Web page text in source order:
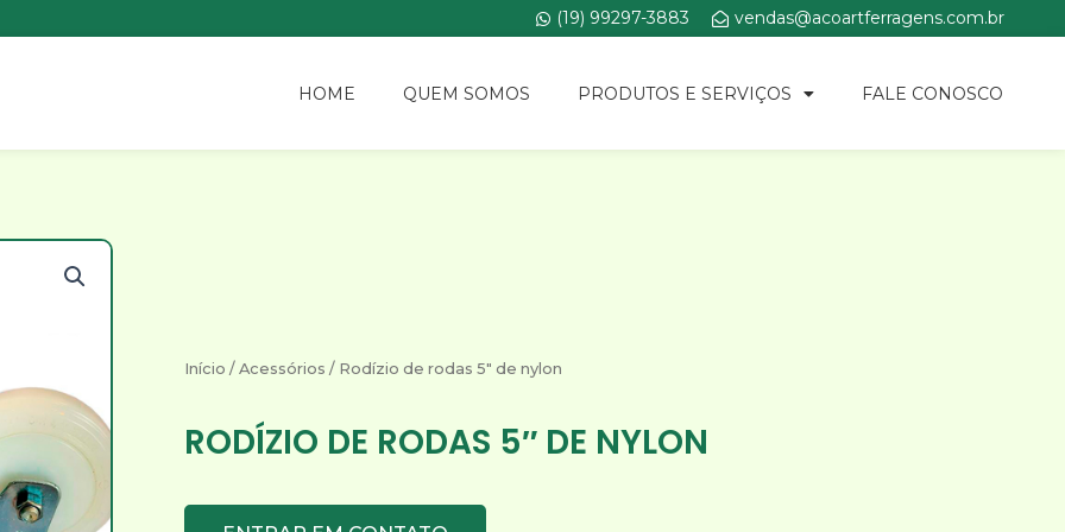
(19) 99297-3883 vendas@acoartferragens.com.br
HOME QUEM SOMOS PRODUTOS E SERVIÇOS FALE CONOSCO
Início / Acessórios / Rodízio de rodas 5″ de nylon
RODÍZIO DE RODAS 5″ DE NYLON